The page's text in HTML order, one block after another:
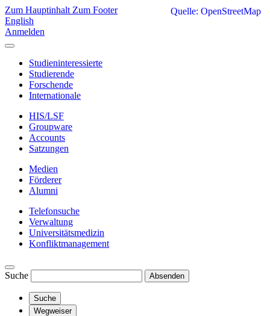
Zum Hauptinhalt Zum Footer
English
Anmelden
Studieninteressierte
Studierende
Forschende
Internationale
HIS/LSF
Groupware
Accounts
Satzungen
Medien
Förderer
Alumni
Telefonsuche
Verwaltung
Universitätsmedizin
Konfliktmanagement
Suche Absenden
Suche
Wegweiser
Quelle: OpenStreetMap